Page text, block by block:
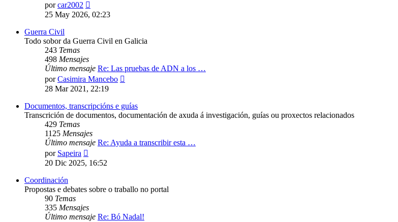
porcar2002
último
25 May 2026, 02:23
Guerra Civil
Todo sobor da Guerra Civil en Galicia
243 Temas
498 Mensajes
Último mensaje Re: Las pruebas de ADN a los …
porCasimira Mancebo
28 Mar 2021, 22:19
Documentos, transcripcións e guías
Transcrición de documentos, documentación de axuda á investigación, guías ou proxectos relacionados
429 Temas
1125 Mensajes
Último mensaje Re: Ayuda a transcribir esta …
por Sapeira
último
20 Dic 2025, 16:52
Coordinación
Propostas e debates sobre o traballo no portal
90 Temas
335 Mensajes
Último mensaje Re: Bó Nadal!